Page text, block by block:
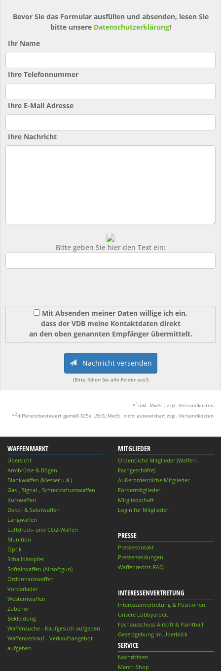
Bevor Sie das Formular ausfüllen und absenden, lesen Sie
bitte unsere Datenschutzerklärung!
Ihr Name
Ihre Telefonnummer
Ihre E-Mail Adresse
Ihre Nachricht
Bitte geben Sie hier den Text ein:
Mit Absenden meiner Daten willige ich ein,
dass der VDB meine Kontaktdaten direkt
an den oben genannten Empfänger übermittelt.
Nachricht versenden
(Bitte füllen Sie alle Felder aus!)
* 1 inkl. MwSt.; zzgl. Versandkosten
*2differenzbesteuert gemäß §25a UStG.;MwSt. nicht ausweisbar; zzgl. Versandkosten
WAFFENMARKT
Übersicht
Armbrüste & Bögen
Blankwaffen (Messer u.ä.)
Gas-, Signal-, Schreckschusswaffen
Kurzwaffen
Deko- & Salutwaffen
Langwaffen
Luftdruck- und CO2-Waffen
Munition
Optik
Schalldämpfer
Softairwaffen (Airsoftgun)
Ordonnanzwaffen
Vorderlader
Westernwaffen
Zubehör
Bekleidung
Waffensuche - Kaufgesuch aufgeben
Waffenverkauf - Verkaufsangebot
aufgeben
MITGLIEDER
Ordentliche Mitglieder (Waffen-
Fachgeschäfte)
Außerordentliche Mitglieder
Fördermitglieder
Mitgliedschaft
Login für Mitglieder
PRESSE
Pressekontakt
Pressemeldungen
Waffenrechts-FAQ
INTERESSENVERTRETUNG
Interessenvertretung & Positionen
Unsere Lobbyarbeit
Fachausschuss Airsoft & Paintball
Gesetzgebung im Überblick
SERVICE
Nachrichten
Merch-Shop